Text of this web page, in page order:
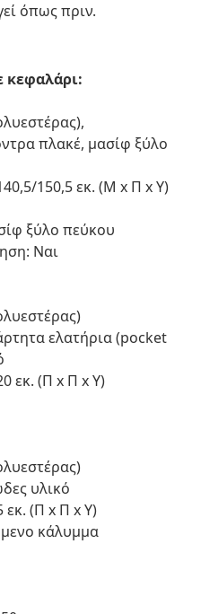
όπως πριν.
κεφαλάρι:
πλακέ, μασίφ ξύλο
150,5 εκ. (Μ x Π x Υ)
ξύλο πεύκου
Ναι
ελατήρια (pocket
εκ. (Π x Π x Υ)
υλικό
εκ. (Π x Π x Υ)
κάλυμμα